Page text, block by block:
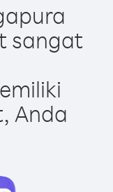
sangat
Anda